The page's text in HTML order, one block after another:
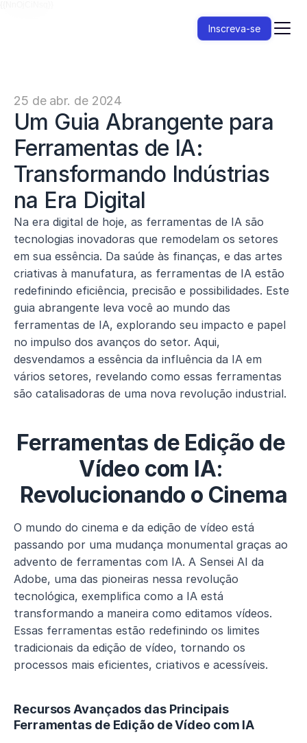
25 de abr. de 2024
Um Guia Abrangente para
Ferramentas de IA:
Transformando Indústrias
na Era Digital
Na era digital de hoje, as ferramentas de IA são
tecnologias inovadoras que remodelam os setores
em sua essência. Da saúde às finanças, e das artes
criativas à manufatura, as ferramentas de IA estão
redefinindo eficiência, precisão e possibilidades. Este
guia abrangente leva você ao mundo das
ferramentas de IA, explorando seu impacto e papel
no impulso dos avanços do setor. Aqui,
desvendamos a essência da influência da IA em
vários setores, revelando como essas ferramentas
são catalisadoras de uma nova revolução industrial.
Ferramentas de Edição de
Vídeo com IA:
Revolucionando o Cinema
O mundo do cinema e da edição de vídeo está
passando por uma mudança monumental graças ao
advento de ferramentas com IA. A Sensei AI da
Adobe, uma das pioneiras nessa revolução
tecnológica, exemplifica como a IA está
transformando a maneira como editamos vídeos.
Essas ferramentas estão redefinindo os limites
tradicionais da edição de vídeo, tornando os
processos mais eficientes, criativos e acessíveis.
Recursos Avançados das Principais
Ferramentas de Edição de Vídeo com IA
Inscreva-se